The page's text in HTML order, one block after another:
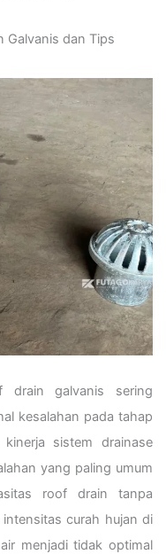
Galvanis dan Tips
drain galvanis sering
kesalahan pada tahap
sistem drainase
yang paling umum
roof drain tanpa
curah hujan di
menjadi tidak optimal